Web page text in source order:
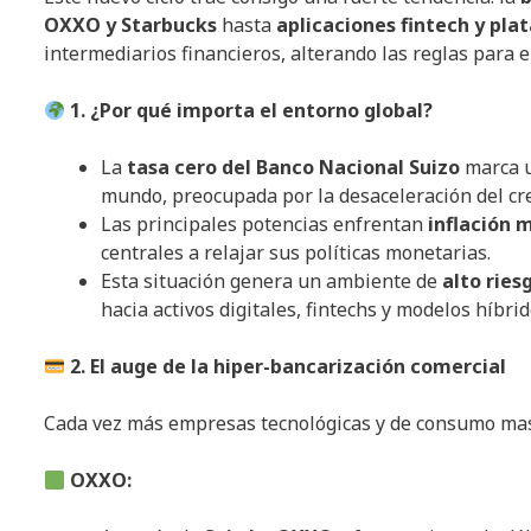
OXXO y Starbucks hasta aplicaciones fintech y
intermediarios financieros, alterando las reglas para
1. ¿Por qué importa el entorno global?
La tasa cero del Banco Nacional Suizo marca
mundo, preocupada por la desaceleración del
Las principales potencias enfrentan inflación
centrales a relajar sus políticas monetarias.
Esta situación genera un ambiente de alto
hacia activos digitales, fintechs y modelos
2. El auge de la hiper-bancarización comercial
Cada vez más empresas tecnológicas y de consumo
OXXO: